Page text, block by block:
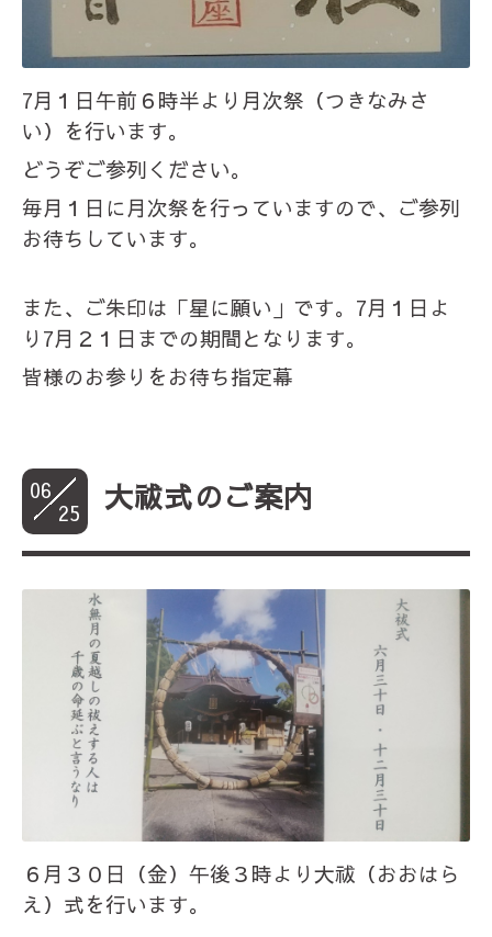
7月１日午前６時半より月次祭（つきなみさ
い）を行います。
どうぞご参列ください。
毎月１日に月次祭を行っていますので、ご参列
お待ちしています。
また、ご朱印は「星に願い」です。7月１日よ
り7月２１日までの期間となります。
皆様のお参りをお待ち指定幕
06
25
大祓式のご案内
６月３０日（金）午後３時より大祓（おおはら
え）式を行います。